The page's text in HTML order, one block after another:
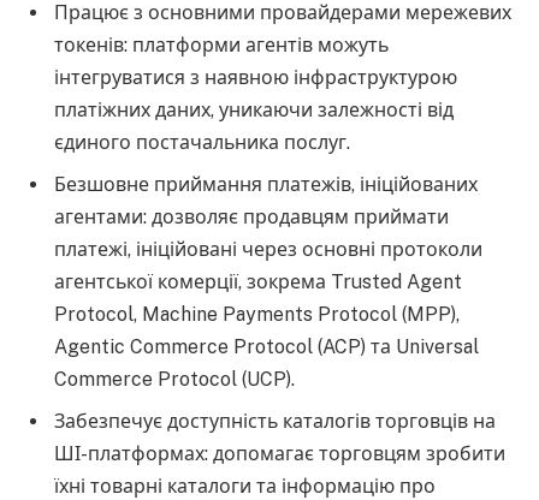
Працює з основними провайдерами мережевих
токенів: платформи агентів можуть
інтегруватися з наявною інфраструктурою
платіжних даних, уникаючи залежності від
єдиного постачальника послуг.
Безшовне приймання платежів, ініційованих
агентами: дозволяє продавцям приймати
платежі, ініційовані через основні протоколи
агентської комерції, зокрема Trusted Agent
Protocol, Machine Payments Protocol (MPP),
Agentic Commerce Protocol (ACP) та Universal
Commerce Protocol (UCP).
Забезпечує доступність каталогів торговців на
ШІ-платформах: допомагає торговцям зробити
їхні товарні каталоги та інформацію про